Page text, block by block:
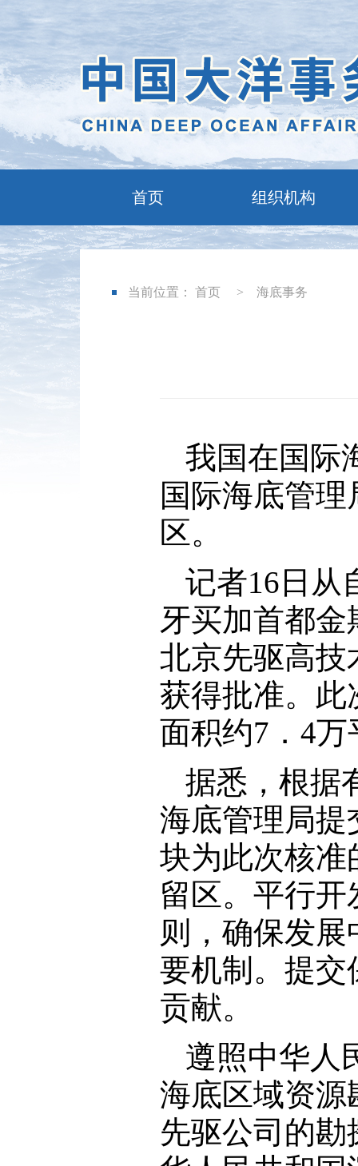
首页 组织机构
当前位置： 首页 > 海底事务
我国在国际
国际海底管
区。
记者16日从
牙买加首都
北京先驱高技
获得批准。此
面积约7．4
据悉，根据
海底管理局提
块为此次核准
留区。平行开
则，确保发
要机制。提交
贡献。
遵照中华人
海底区域资源
先驱公司的